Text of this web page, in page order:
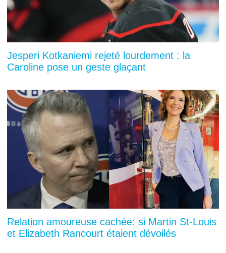
Jesperi Kotkaniemi rejeté lourdement : la
Caroline pose un geste glaçant
Relation amoureuse cachée: si Martin St-Louis
et Elizabeth Rancourt étaient dévoilés